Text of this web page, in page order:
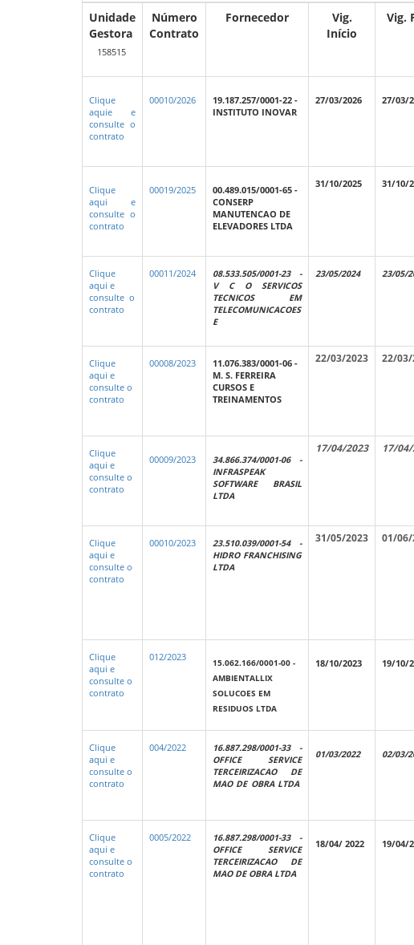
Unidade
Gestora
158515
Número
Contrato
Fornecedor
Vig.
Início
Vig.
Clique
aquie e
consulte o
contrato
00010/2026
19.187.257/0001-22 -
INSTITUTO INOVAR
27/03/2026 27/03/
Clique
aqui e
consulte o
contrato
00019/2025
00.489.015/0001-65 -
CONSERP
MANUTENCAO DE
ELEVADORES LTDA
31/10/2025 31/10/
Clique
aqui e
consulte o
contrato
00011/2024
08.533.505/0001-23 -
V C O SERVICOS
TECNICOS EM
TELECOMUNICACOES
E
23/05/2024 23/05/
Clique
aqui e
consulte o
contrato
00008/2023
11.076.383/0001-06 -
M. S. FERREIRA
CURSOS E
TREINAMENTOS
22/03/2023 22/03/
Clique
aqui e
consulte o
contrato
00009/2023
34.866.374/0001-06 -
INFRASPEAK
SOFTWARE BRASIL
LTDA
17/04/2023 17/
Clique
aqui e
consulte o
contrato
00010/2023
23.510.039/0001-54 -
HIDRO FRANCHISING
LTDA
31/05/2023 01/06/
Clique
aqui e
consulte o
contrato
012/2023
15.062.166/0001-00 -
AMBIENTALLIX
SOLUCOES EM
RESIDUOS LTDA
18/10/2023 19/10/
Clique
aqui e
consulte o
contrato
004/2022
16.887.298/0001-33 -
OFFICE SERVICE
TERCEIRIZACAO DE
MAO DE OBRA LTDA
01/03/2022 02/03/
Clique
aqui e
consulte o
contrato
0005/2022
16.887.298/0001-33 -
OFFICE SERVICE
TERCEIRIZACAO DE
MAO DE OBRA LTDA
18/04/ 2022 19/04/